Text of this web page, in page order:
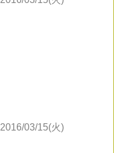
2016/03/15(火)